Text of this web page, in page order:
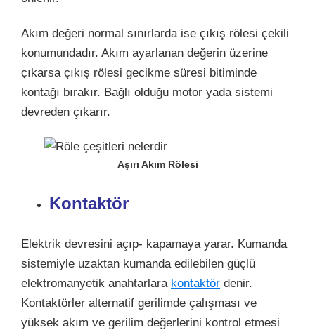
Akım değeri normal sınırlarda ise çıkış rölesi çekili
konumundadır. Akım ayarlanan değerin üzerine
çıkarsa çıkış rölesi gecikme süresi bitiminde
kontağı bırakır. Bağlı olduğu motor yada sistemi
devreden çıkarır.
Aşırı Akım Rölesi
Kontaktör
Elektrik devresini açıp- kapamaya yarar. Kumanda
sistemiyle uzaktan kumanda edilebilen güçlü
elektromanyetik anahtarlara kontaktör denir.
Kontaktörler alternatif gerilimde çalışması ve
yüksek akım ve gerilim değerlerini kontrol etmesi